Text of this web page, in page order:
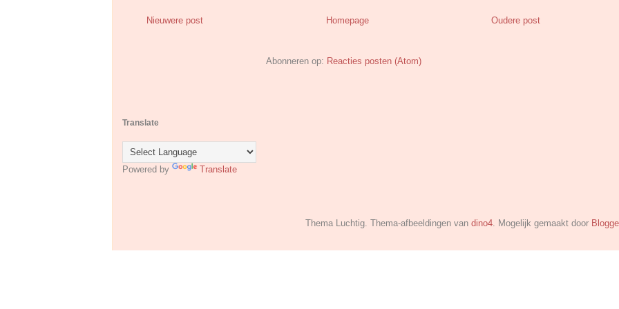
Nieuwere post Oudere post
Homepage
Abonneren op: Reacties posten (Atom)
Translate
Powered by Translate
Thema Luchtig. Thema-afbeeldingen van dino4. Mogelijk gemaakt door